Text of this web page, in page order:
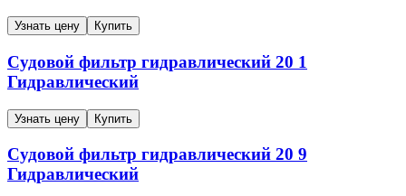
Узнать цену Купить
Судовой фильтр гидравлический 20 1
Гидравлический
Узнать цену Купить
Судовой фильтр гидравлический 20 9
Гидравлический